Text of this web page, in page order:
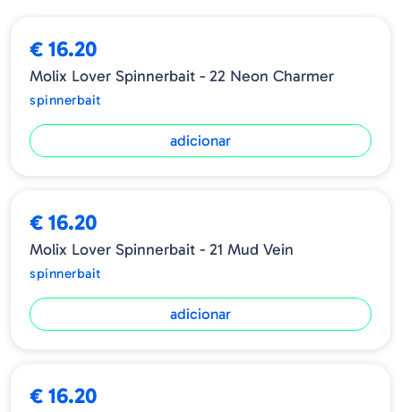
€ 16.20
Molix Lover Spinnerbait - 22 Neon Charmer
spinnerbait
adicionar
€ 16.20
Molix Lover Spinnerbait - 21 Mud Vein
spinnerbait
adicionar
€ 16.20